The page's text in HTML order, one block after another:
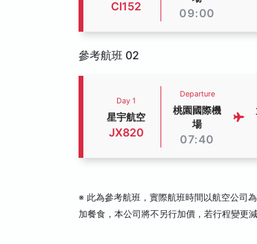
CI152 09:00
參考航班 02
Day 1
星宇航空
JX820
Departure
桃園國際機
場
07:40
※ 此為參考航班，實際航班時間以航空公司
加餐食，本公司將不另行加價，若行程變更